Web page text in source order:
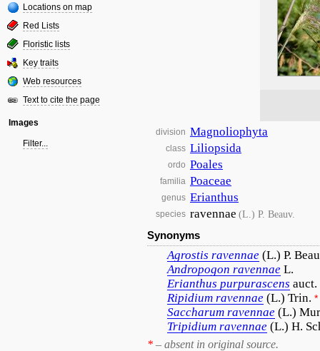
Locations on map
Red Lists
Floristic lists
Key traits
Web resources
Text to cite the page
Images
Filter...
division Magnoliophyta
class Liliopsida
ordo Poales
familia Poaceae
genus Erianthus
species ravennae (L.) P. Beauv.
Synonyms
Agrostis ravennae (L.) P.
Andropogon ravennae L.
Erianthus purpurascens auct.
Ripidium ravennae (L.) Trin. *
Saccharum ravennae (L.)
Tripidium ravennae (L.) H.
* – absent in original source.